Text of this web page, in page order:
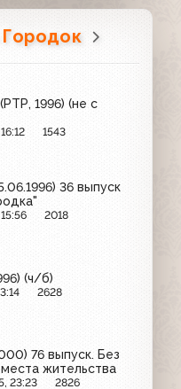
Городок
1996) (не с
1543
36 выпуск
2018
(ч/б)
2628
76 выпуск. Без
жительства
23:23 2826